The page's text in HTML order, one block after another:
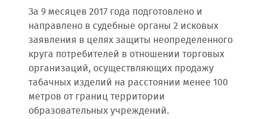
За 9 месяцев 2017 года подготовлено и
направлено в судебные органы 2 исковых
заявления в целях защиты неопределенного
круга потребителей в отношении торговых
организаций, осуществляющих продажу
табачных изделий на расстоянии менее 100
метров от границ территории
образовательных учреждений.